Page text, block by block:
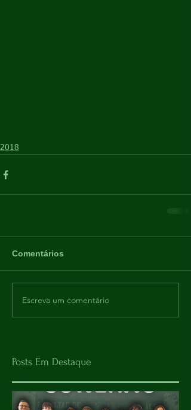
2018
Comentários
Escreva um comentário
Posts Em Destaque